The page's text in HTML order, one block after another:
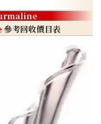
參考回收價目表